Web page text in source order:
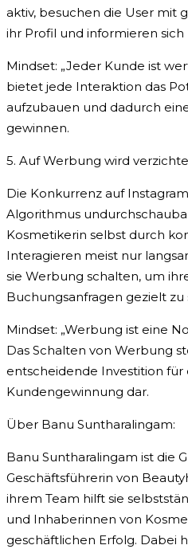
aktiv, besuchen die User mit
ihr Profil und informieren
Mindset: „Jeder Kunde ist
bietet jede Interaktion das
aufzubauen und dadurch
gewinnen.
5. Auf Werbung wird
Die Konkurrenz auf
Algorithmus
Kosmetikerin selbst durch
Interagieren meist nur
sie Werbung schalten, um
Buchungsanfragen gezielt zu
Mindset: „Werbung ist eine
Das Schalten von Werbung
entscheidende Investition
Kundengewinnung dar.
Über Banu Suntharalingam:
Banu Suntharalingam ist die
Geschäftsführerin von
ihrem Team hilft sie
und Inhaberinnen von
geschäftlichen Erfolg. Dabei